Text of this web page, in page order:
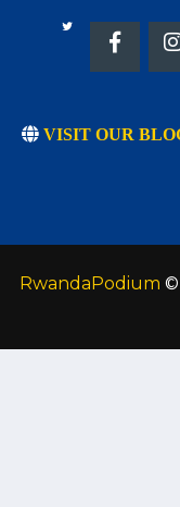
VISIT OUR
RwandaPodium ©